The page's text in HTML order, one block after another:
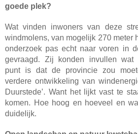
goede plek?
Wat vinden inwoners van deze
windmolens, van mogelijk 270 meter
onderzoek pas echt naar voren in
gevraagd. Zij konden invullen wat
punt is dat de provincie zou
verdere ontwikkeling van
Duurstede’. Want het lijkt vast te
komen. Hoe hoog en hoeveel en
duidelijk.